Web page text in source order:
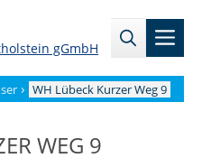
→
Zur
Zum
Bereich
› WH Lübeck Kurzer Weg 9
WEG 9